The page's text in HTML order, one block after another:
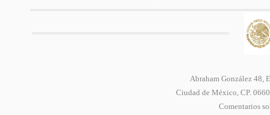
Abraham González 48,
Ciudad de México, CP.
Comentarios